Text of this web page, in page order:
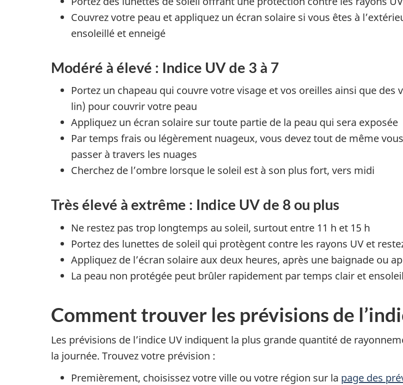
Couvrez votre peau et appliquez un écran solaire si vous êtes à
ensoleillé et enneigé
Modéré à élevé : Indice UV de 3 à 7
Portez un chapeau qui couvre votre visage et vos oreilles ainsi que
lin) pour couvrir votre peau
Appliquez un écran solaire sur toute partie de la peau qui sera exposée
Par temps frais ou légèrement nuageux, vous devez tout de même
passer à travers les nuages
Cherchez de l’ombre lorsque le soleil est à son plus fort, vers midi
Très élevé à extrême : Indice UV de 8 ou plus
Ne restez pas trop longtemps au soleil, surtout entre 11 h et 15 h
Portez des lunettes de soleil qui protègent contre les rayons UV et
Appliquez de l’écran solaire aux deux heures, après une baignade ou
La peau non protégée peut brûler rapidement par temps clair et
Comment trouver les prévisions de
Les prévisions de l’indice UV indiquent la plus grande quantité de
la journée. Trouvez votre prévision :
Premièrement, choisissez votre ville ou votre région sur la page des